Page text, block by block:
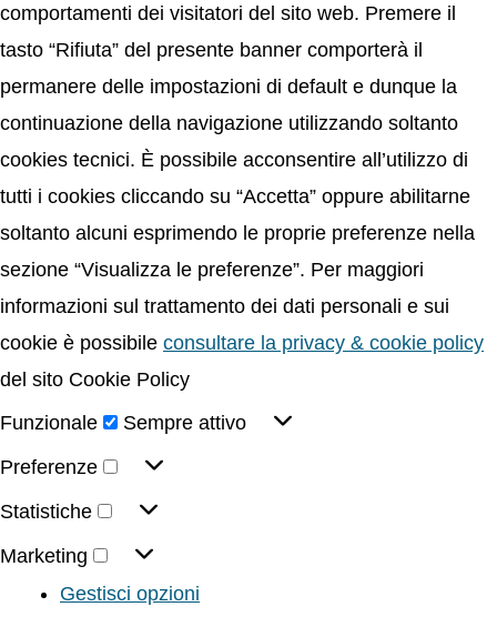
comportamenti dei visitatori del sito web. Premere il
tasto “Rifiuta” del presente banner comporterà il
permanere delle impostazioni di default e dunque la
continuazione della navigazione utilizzando soltanto
cookies tecnici. È possibile acconsentire all’utilizzo di
tutti i cookies cliccando su “Accetta” oppure abilitarne
soltanto alcuni esprimendo le proprie preferenze nella
sezione “Visualizza le preferenze”. Per maggiori
informazioni sul trattamento dei dati personali e sui
cookie è possibile consultare la privacy & cookie policy
del sito Cookie Policy
Funzionale
Sempre attivo
Preferenze
Statistiche
Marketing
Gestisci opzioni